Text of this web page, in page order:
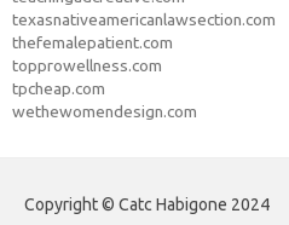
texasnativeamericanlawsection.com
thefemalepatient.com
topprowellness.com
tpcheap.com
wethewomendesign.com
Copyright © Catc Habigone 2024